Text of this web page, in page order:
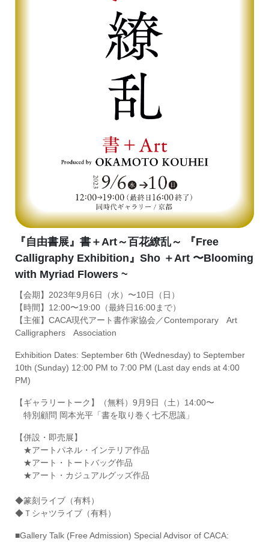
『自由書展』書＋Art～百花繚乱～ 『Free
Calligraphy Exhibition』Sho ＋Art 〜Blooming
with Myriad Flowers ~
【会期】2023年9月6日（水）〜10日（日）
【時間】12:00〜19:00（最終日16:00まで）
【主催】CACA現代アート書作家協会／Contemporary Art
Calligraphers Association
Exhibition Dates: September 6th (Wednesday) to September
10th (Sunday) 12:00 PM to 7:00 PM (Last day ends at 4:00
PM)
【ギャラリートーク】（無料）9月9日（土）14:00〜
特別顧問 岡本光平「書を取り巻く七不思議」
【併設・即売展】
★アートパネル・インテリア作品
★アート・トートバッグ作品
★アート・カジュアルグッズ作品
◆篆刻ライブ（有料）
◆Ｔシャツライブ（有料）
■Gallery Talk (Free Admission) Special Advisor of CACA: